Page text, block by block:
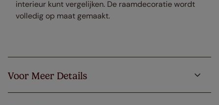
interieur kunt vergelijken. De raamdecoratie wordt
volledig op maat gemaakt.
Voor Meer Details